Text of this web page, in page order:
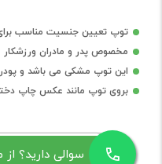
توپ تعیین جنسیت مناسب
مخصوص پدر و مادران ورزشکار
این توپ مشکی می باشد و
بروی توپ مانند عکس چاپ
سوالی دارید؟ از